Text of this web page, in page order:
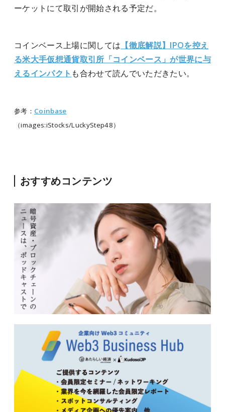
ーケットにて取引が開始される予定だ。
コインベース上場に関しては 【徹底解説】IPOを控え
る米大手仮想通貨取引所「コインベース」が世界に与
えるインパクト も合わせて読んでいただきたい。
参考： Coinbase
（images:iStocks/LuckyStep48）
おすすめコンテンツ